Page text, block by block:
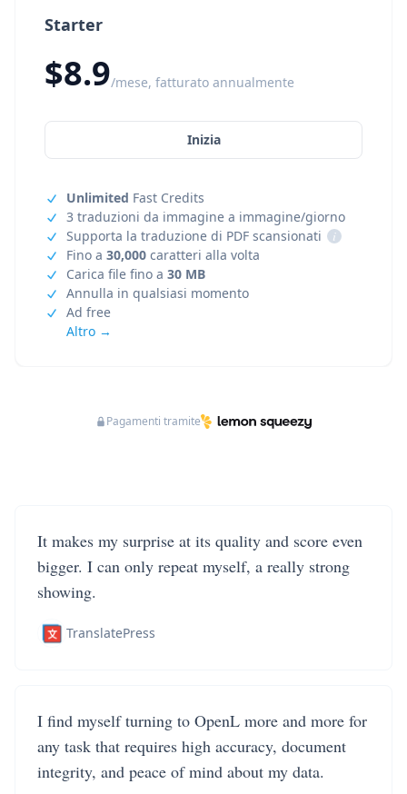
Starter
$8.9/mese, fatturato annualmente
Inizia
Unlimited Fast Credits
3 traduzioni da immagine a immagine/giorno
Supporta la traduzione di PDF scansionati
i
Fino a 30,000 caratteri alla volta
Carica file fino a 30 MB
Annulla in qualsiasi momento
Ad free
Altro →
Pagamenti tramite
It makes my surprise at its quality and score even
bigger. I can only repeat myself, a really strong
showing.
TranslatePress
I find myself turning to OpenL more and more for
any task that requires high accuracy, document
integrity, and peace of mind about my data.